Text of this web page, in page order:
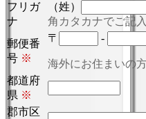
フリガ
ナ
（姓）
角カタカナでご記
郵便番
号 ※
〒 -
海外にお住まいの
都道府
県 ※
郡市区